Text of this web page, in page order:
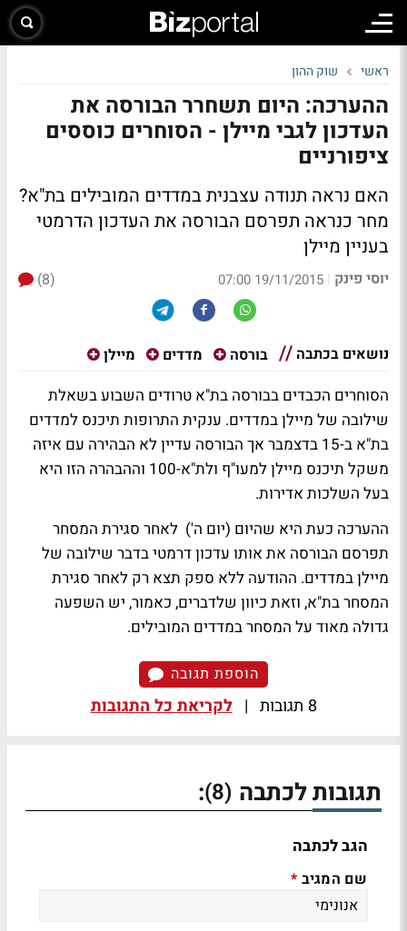
ראשי שוק ההון
ההערכה: היום תשחרר הבורסה את
העדכון לגבי מיילן - הסוחרים כוססים
ציפורניים
האם נראה תנודה עצבנית במדדים המובילים בת"א?
מחר כנראה תפרסם הבורסה את העדכון הדרמטי
בעניין מיילן
יוסי פינק |
19/11/2015 07:00
(8)
נושאים בכתבה בורסה מדדים מיילן
הסוחרים הכבדים בבורסה בת"א טרודים השבוע בשאלת
שילובה של מיילן במדדים. ענקית התרופות תיכנס למדדים
בת"א ב-15 בדצמבר אך הבורסה עדיין לא הבהירה עם איזה
משקל תיכנס מיילן למעו"ף ולת"א-100 וההבהרה הזו היא
בעל השלכות אדירות.
ההערכה כעת היא שהיום (יום ה') לאחר סגירת המסחר
תפרסם הבורסה את אותו עדכון דרמטי בדבר שילובה של
מיילן במדדים. ההודעה ללא ספק תצא רק לאחר סגירת
המסחר בת"א, וזאת כיוון שלדברים, כאמור, יש השפעה
גדולה מאוד על המסחר במדדים המובילים.
הוספת תגובה
8 תגובות | לקריאת כל התגובות
תגובות לכתבה (8)
:
הגב לכתבה
שם המגיב *